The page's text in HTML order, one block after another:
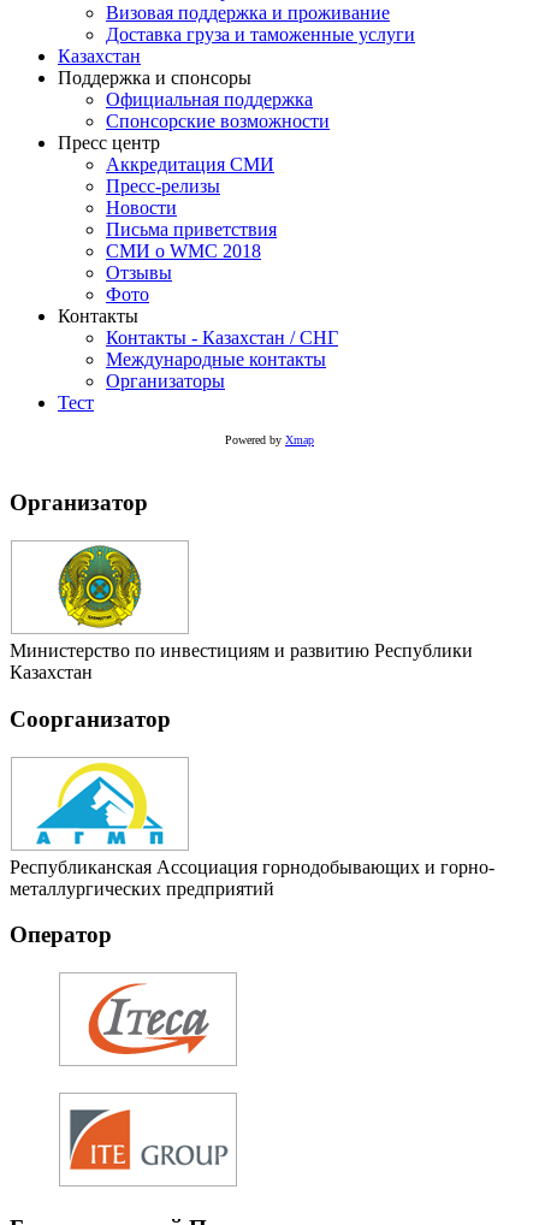
Визовая поддержка и проживание
Доставка груза и таможенные услуги
Казахстан
Поддержка и спонсоры
Официальная поддержка
Спонсорские возможности
Пресс центр
Аккредитация СМИ
Пресс-релизы
Новости
Письма приветствия
СМИ о WMC 2018
Отзывы
Фото
Контакты
Контакты - Казахстан / СНГ
Международные контакты
Организаторы
Тест
Powered by Xmap
Организатор
Министерство по инвестициям и развитию Республики
Казахстан
Соорганизатор
Республиканская Ассоциация горнодобывающих и горно-
металлургических предприятий
Оператор